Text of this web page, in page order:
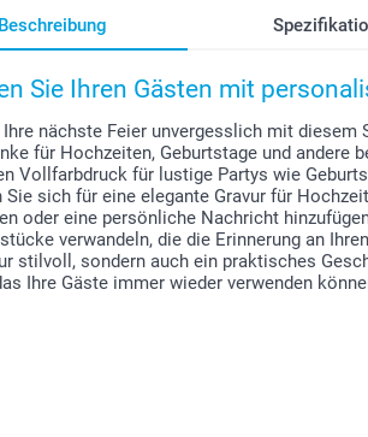
Beschreibung
Sie Ihren Gästen mit
Ihre nächste Feier unvergesslich mit
für Hochzeiten, Geburtstage und andere
Vollfarbdruck für lustige Partys wie
Sie sich für eine elegante Gravur für
oder eine persönliche Nachricht
verwandeln, die die Erinnerung an
stilvoll, sondern auch ein praktisches
Ihre Gäste immer wieder verwenden